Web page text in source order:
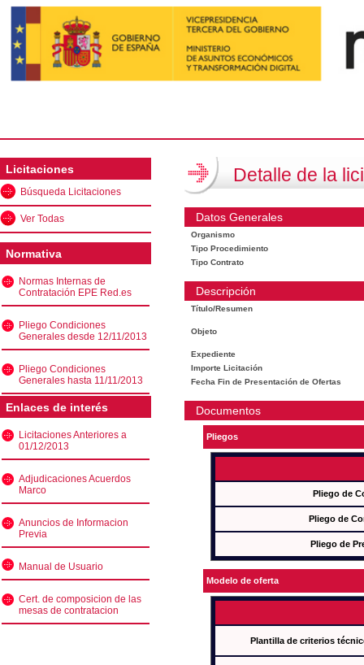
Licitaciones
Búsqueda Licitaciones
Ver Todas
Normativa
Normas Internas de
Contratación EPE Red.es
Pliego Condiciones
Generales desde 12/11/2013
Pliego Condiciones
Generales hasta 11/11/2013
Enlaces de interés
Licitaciones Anteriores a
01/12/2013
Adjudicaciones Acuerdos
Marco
Anuncios de Informacion
Previa
Manual de Usuario
Cert. de composicion de las
mesas de contratacion
Detalle de la
Datos Generales
Organismo
Tipo Procedimiento
Tipo Contrato
Descripción
Título/Resumen
Objeto
Expediente
Importe Licitación
Fecha Fin de Presentación de Ofertas
Documentos
Pliegos
Pliego de
Pliego de
Pliego de
Modelo de oferta
Plantilla de criterios